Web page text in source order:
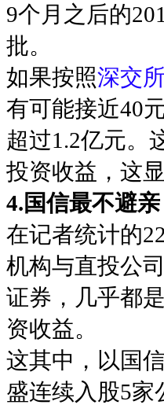
9个月之后的
批。
如果按照深交所
有可能接近40
超过1.2亿元。
投资收益，这
4.国信最不避亲
在记者统计的
机构与直投公
证券，几乎都
资收益。
这其中，以国
盛连续入股5家